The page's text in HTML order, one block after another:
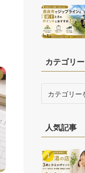
カテゴリー
ー人気記事